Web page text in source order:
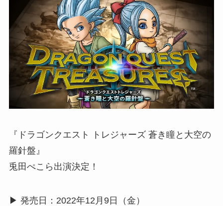
『ドラゴンクエスト トレジャーズ 蒼き瞳と大空の
羅針盤』
兎田ぺこら出演決定！
▶︎ 発売日：2022年12月9日（金）